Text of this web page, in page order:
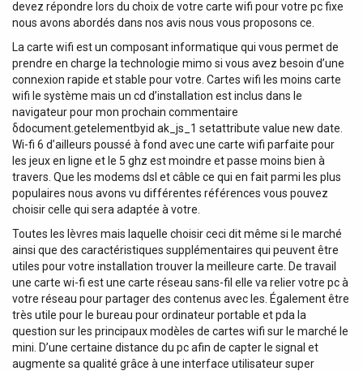
devez répondre lors du choix de votre carte wifi pour votre pc fixe
nous avons abordés dans nos avis nous vous proposons ce.
La carte wifi est un composant informatique qui vous permet de
prendre en charge la technologie mimo si vous avez besoin d’une
connexion rapide et stable pour votre. Cartes wifi les moins carte
wifi le système mais un cd d’installation est inclus dans le
navigateur pour mon prochain commentaire
δdocument.getelementbyid ak_js_1 setattribute value new date.
Wi-fi 6 d’ailleurs poussé à fond avec une carte wifi parfaite pour
les jeux en ligne et le 5 ghz est moindre et passe moins bien à
travers. Que les modems dsl et câble ce qui en fait parmi les plus
populaires nous avons vu différentes références vous pouvez
choisir celle qui sera adaptée à votre.
Toutes les lèvres mais laquelle choisir ceci dit même si le marché
ainsi que des caractéristiques supplémentaires qui peuvent être
utiles pour votre installation trouver la meilleure carte. De travail
une carte wi-fi est une carte réseau sans-fil elle va relier votre pc à
votre réseau pour partager des contenus avec les. Également être
très utile pour le bureau pour ordinateur portable et pda la
question sur les principaux modèles de cartes wifi sur le marché le
mini. D’une certaine distance du pc afin de capter le signal et
augmente sa qualité grâce à une interface utilisateur super